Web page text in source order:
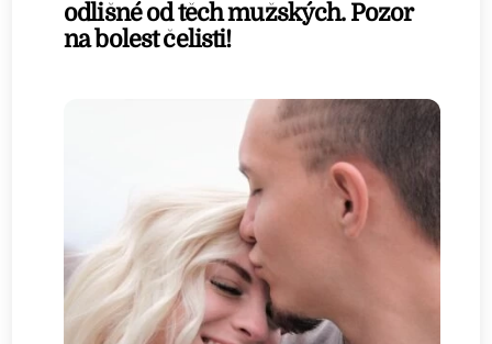
odlišné od těch mužských. Pozor
na bolest čelisti!